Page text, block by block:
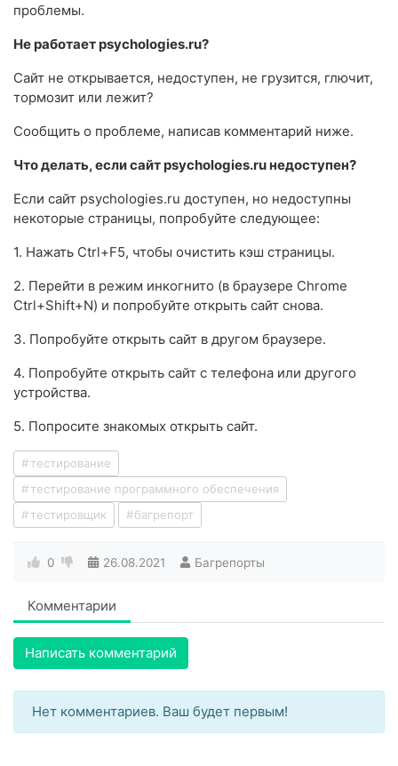
проблемы.
Не работает psychologies.ru?
Сайт не открывается, недоступен, не грузится, глючит,
тормозит или лежит?
Сообщить о проблеме, написав комментарий ниже.
Что делать, если сайт psychologies.ru недоступен?
Если сайт psychologies.ru доступен, но недоступны
некоторые страницы, попробуйте следующее:
1. Нажать Ctrl+F5, чтобы очистить кэш страницы.
2. Перейти в режим инкогнито (в браузере Chrome
Ctrl+Shift+N) и попробуйте открыть сайт снова.
3. Попробуйте открыть сайт в другом браузере.
4. Попробуйте открыть сайт с телефона или другого
устройства.
5. Попросите знакомых открыть сайт.
тестирование
тестирование программного обеспечения
тестировщик
багрепорт
0 26.08.2021 Багрепорты
Комментарии
Написать комментарий
Нет комментариев. Ваш будет первым!